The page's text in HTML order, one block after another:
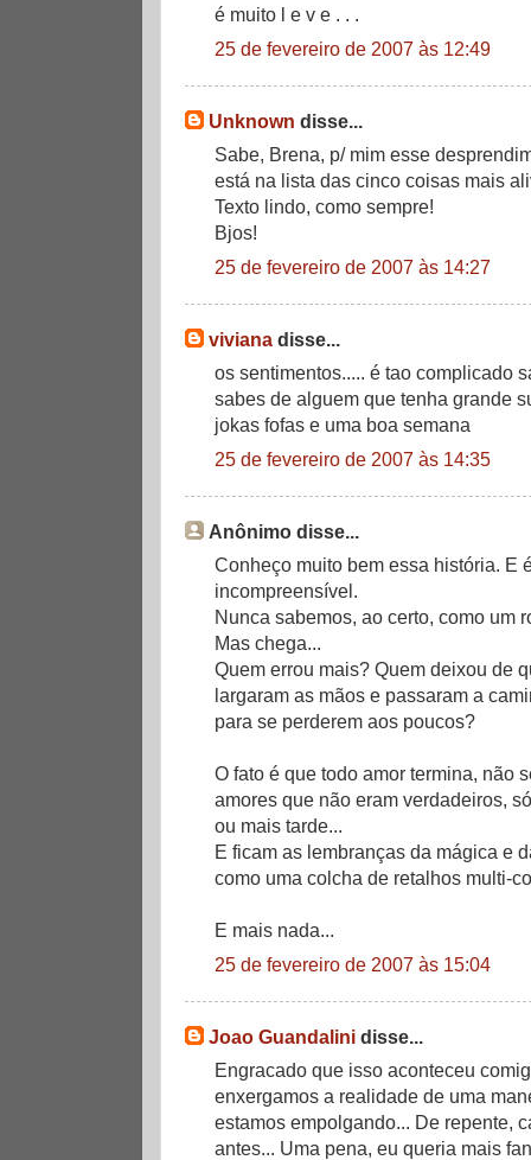
é muito l e v e . . .
25 de fevereiro de 2007 às 12:49
Unknown disse...
Sabe, Brena, p/ mim esse
está na lista das cinco coisas mais
Texto lindo, como sempre!
Bjos!
25 de fevereiro de 2007 às 14:27
viviana disse...
os sentimentos..... é tao complicado
sabes de alguem que tenha grande
jokas fofas e uma boa semana
25 de fevereiro de 2007 às 14:35
Anônimo disse...
Conheço muito bem essa história. E
incompreensível.
Nunca sabemos, ao certo, como um
Mas chega...
Quem errou mais? Quem deixou de
largaram as mãos e passaram a
para se perderem aos poucos?
O fato é que todo amor termina, não
amores que não eram verdadeiros,
ou mais tarde...
E ficam as lembranças da mágica e
como uma colcha de retalhos multi-
E mais nada...
25 de fevereiro de 2007 às 15:04
Joao Guandalini disse...
Engracado que isso aconteceu
enxergamos a realidade de uma
estamos empolgando... De repente,
antes... Uma pena, eu queria mais